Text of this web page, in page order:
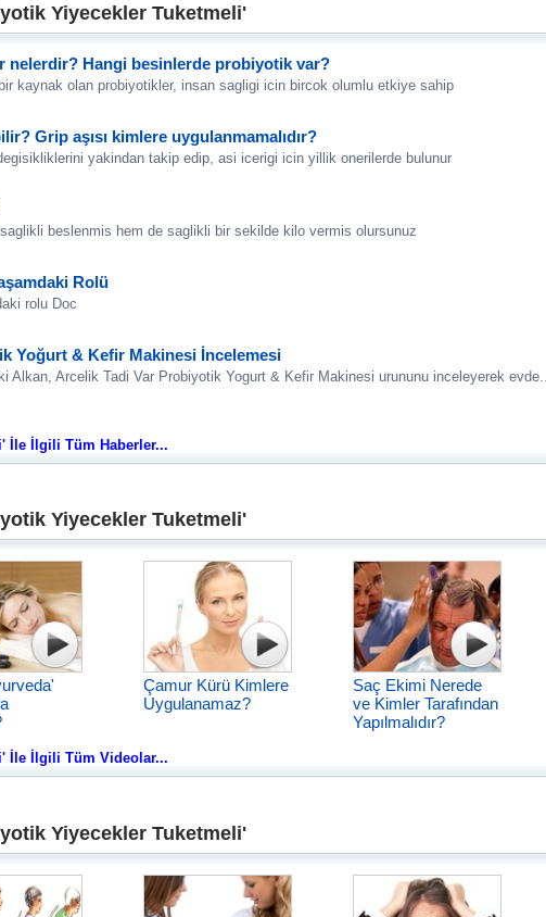
Yiyecekler Tuketmeli'
nelerdir? Hangi besinlerde probiyotik var?
kaynak olan probiyotikler, insan sagligi icin bircok olumlu etkiye sahip
Grip aşısı kimlere uygulanmamalıdır?
yakindan takip edip, asi icerigi icin yillik onerilerde bulunur
beslenmis hem de saglikli bir sekilde kilo vermis olursunuz
Rolü
rolu Doc
Yoğurt & Kefir Makinesi İncelemesi
Alkan, Arcelik Tadi Var Probiyotik Yogurt & Kefir Makinesi urununu inceleyerek evde...
İle İlgili Tüm Haberler...
Yiyecekler Tuketmeli'
Çamur Kürü Kimlere
Uygulanamaz?
Saç Ekimi Nerede
ve Kimler Tarafından
Yapılmalıdır?
İle İlgili Tüm Videolar...
Yiyecekler Tuketmeli'